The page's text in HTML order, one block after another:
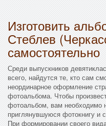
Изготовить
Стеблев
самостоятельно
Среди выпускников
всего, найдутся те, кто сам
неординарное оформление
фотоальбома. Чтобы
фотоальбом, вам необходимо
приглянувшуюся фотокнигу и
При формировании своего